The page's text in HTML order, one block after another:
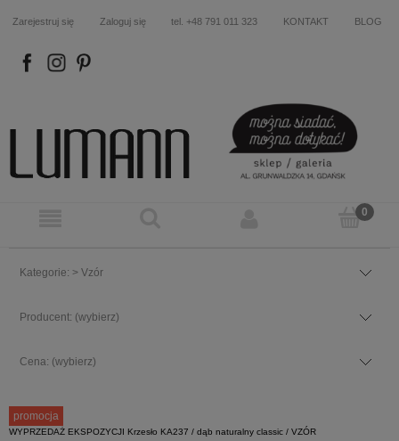
Zarejestruj się Zaloguj się tel. +48 791 011 323 KONTAKT BLOG
FB IN P
Kategorie: > Vzór
Producent: (wybierz)
Cena: (wybierz)
WYPRZEDAŻ EKSPOZYCJI Krzesło KA237 / dąb naturalny classic / VZÓR
promocja